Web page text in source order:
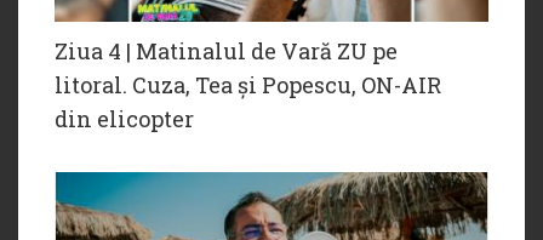
Ziua 4 | Matinalul de Vară ZU pe
litoral. Cuza, Tea și Popescu, ON-AIR
din elicopter